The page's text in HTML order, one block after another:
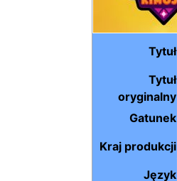
Tytuł
Tytuł
oryginalny
Gatunek
Kraj produkcji
Język